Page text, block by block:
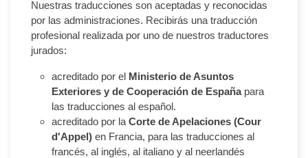
Nuestras traducciones son aceptadas y reconocidas
por las administraciones. Recibirás una traducción
profesional realizada por uno de nuestros traductores
jurados:
acreditado por el Ministerio de Asuntos
Exteriores y de Cooperación de Españapara
las traducciones al español.
acreditado por la Corte de Apelaciones (Cour
d'Appel) en Francia, para las traducciones al
francés, al inglés, al italiano y al neerlandés